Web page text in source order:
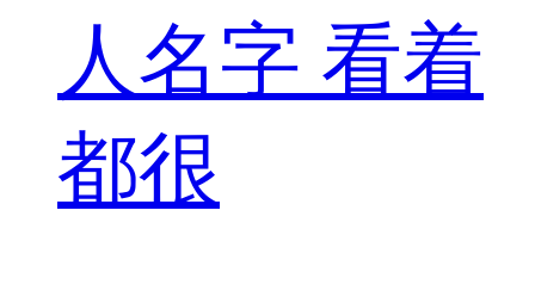
人名字 看着
都很